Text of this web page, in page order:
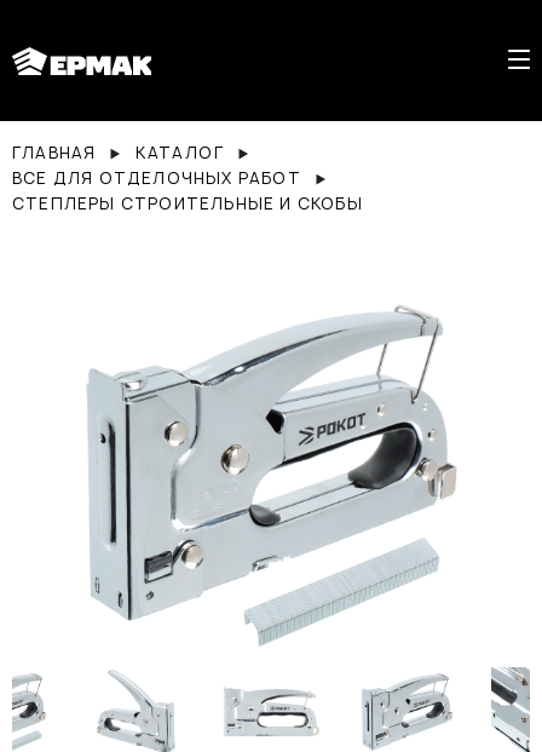
ГЛАВНАЯ
КАТАЛОГ
ВСЕ ДЛЯ ОТДЕЛОЧНЫХ РАБОТ
СТЕПЛЕРЫ СТРОИТЕЛЬНЫЕ И СКОБЫ